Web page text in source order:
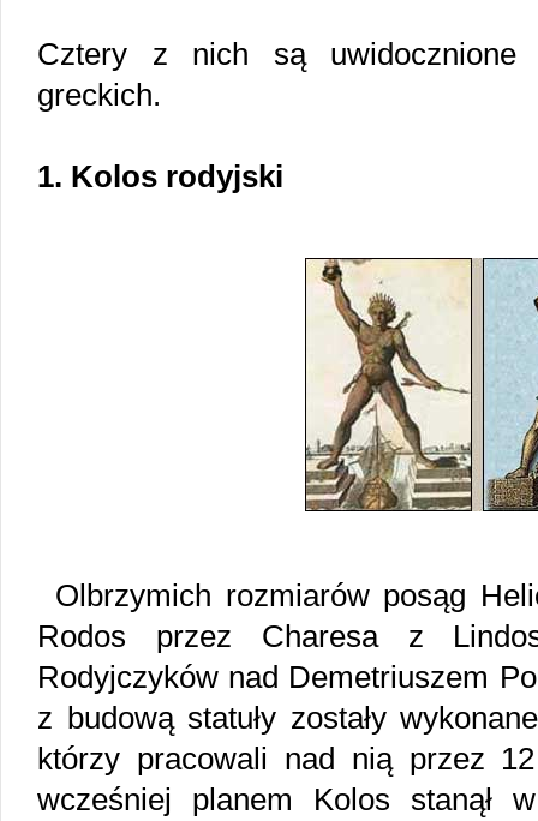
Cztery z nich są uwidocznione
greckich.
1. Kolos rodyjski
Olbrzymich rozmiarów posąg
Rodos przez Charesa z
Rodyjczyków nad Demetriuszem
z budową statuły zostały
którzy pracowali nad nią przez
wcześniej planem Kolos stanął